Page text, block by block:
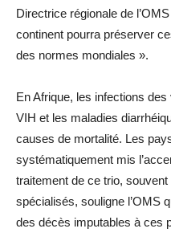
Directrice régionale de
continent pourra préserver
des normes mondiales ».
En Afrique, les infections
VIH et les maladies
causes de mortalité. Les
systématiquement mis
traitement de ce trio,
spécialisés, souligne l’OMS
des décès imputables à ces